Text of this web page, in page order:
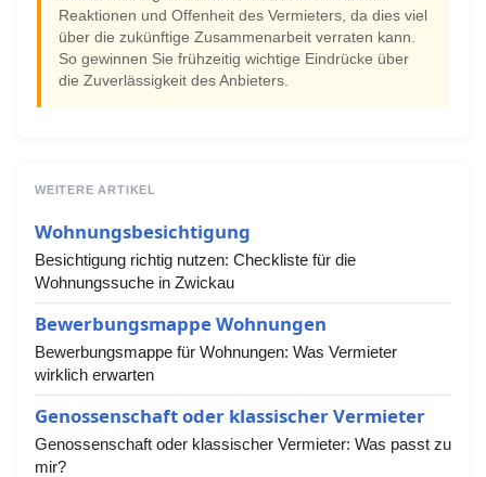
Reaktionen und Offenheit des Vermieters, da dies viel
über die zukünftige Zusammenarbeit verraten kann.
So gewinnen Sie frühzeitig wichtige Eindrücke über
die Zuverlässigkeit des Anbieters.
WEITERE ARTIKEL
Wohnungsbesichtigung
Besichtigung richtig nutzen: Checkliste für die
Wohnungssuche in Zwickau
Bewerbungsmappe Wohnungen
Bewerbungsmappe für Wohnungen: Was Vermieter
wirklich erwarten
Genossenschaft oder klassischer Vermieter
Genossenschaft oder klassischer Vermieter: Was passt zu
mir?